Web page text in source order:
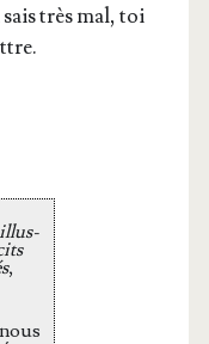
très mal, toi
illus­
,